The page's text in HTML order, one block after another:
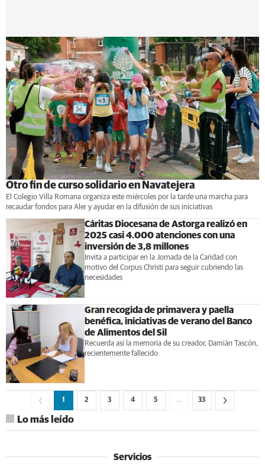
Otro fin de curso solidario en Navatejera
El Colegio Villa Romana organiza este miércoles por la tarde una marcha para
recaudar fondos para Aler y ayudar en la difusión de sus iniciativas
Cáritas Diocesana de Astorga realizó en
2025 casi 4.000 atenciones con una
inversión de 3,8 millones
Invita a participar en la Jornada de la Caridad con
motivo del Corpus Christi para seguir cubriendo las
necesidades
Gran recogida de primavera y paella
benéfica, iniciativas de verano del Banco
de Alimentos del Sil
Recuerda así la memoria de su creador, Damián Tascón,
recientemente fallecido
1 2 3 4 5 … 33
Lo más leído
Servicios